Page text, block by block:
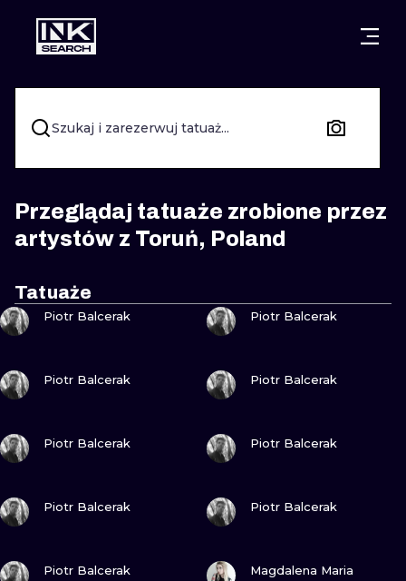
MIASTA GDAŃSK
WARSZAWA POZNAŃ
KRAKÓW KATOWICE
WROCŁAW ŁÓDŹ
BERLIN WIEDEŃ
PRAGA LONDYN
STYLE
KALIGRAFIA
NEW
TRIBAL
Szukaj i zarezerwuj tatuaż...
Przeglądaj tatuaże zrobione przez
artystów z Toruń, Poland
Tatuaże
ZOBACZ
Piotr Balcerak
ZOBACZ
Piotr Balcerak
Piotr Balcerak Piotr Balcerak
Piotr Balcerak Piotr Balcerak
Piotr Balcerak Piotr Balcerak
Piotr Balcerak Magdalena Maria